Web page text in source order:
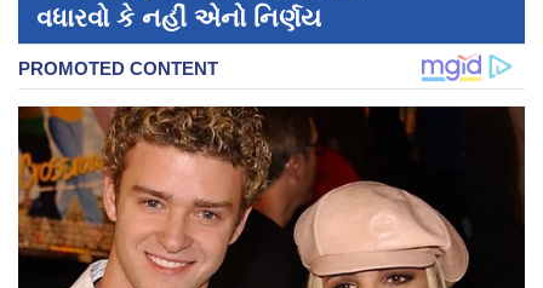
વધારવો કે નહીં એનો નિર્ણય